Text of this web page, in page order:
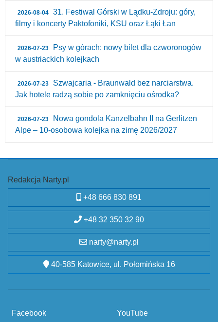
2026-08-04
31. Festiwal Górski w Lądku-Zdroju: góry,
filmy i koncerty Paktofoniki, KSU oraz Łąki Łan
2026-07-23
Psy w górach: nowy bilet dla czworonogów
w austriackich kolejkach
2026-07-23
Szwajcaria - Braunwald bez narciarstwa.
Jak hotele radzą sobie po zamknięciu ośrodka?
2026-07-23
Nowa gondola Kanzelbahn II na Gerlitzen
Alpe – 10‑osobowa kolejka na zimę 2026/2027
Redakcja Narty.pl
+48 666 830 891
+48 32 350 32 90
narty@narty.pl
40-585 Katowice, ul. Połomińska 16
Facebook YouTube